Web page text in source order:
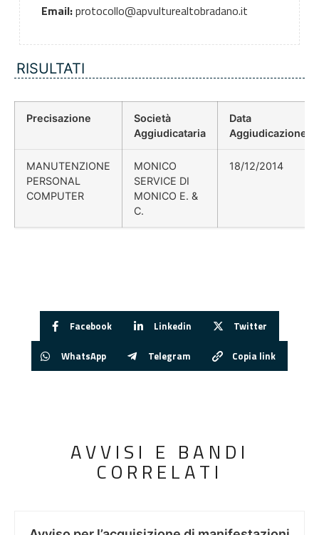
Email:protocollo@apvulturealtobradano.it
RISULTATI
Precisazione
Società
Aggiudicataria
Data
Aggiudicazione
MANUTENZIONE
PERSONAL
COMPUTER
MONICO
SERVICE DI
MONICO E. &
C.
18/12/2014
Facebook Linkedin Twitter
WhatsApp Telegram Copia link
AVVISI E BANDI
CORRELATI